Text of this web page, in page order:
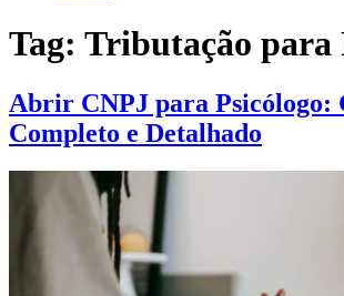
Tag: Tributação para
Abrir CNPJ para Psicólogo:
Completo e Detalhado